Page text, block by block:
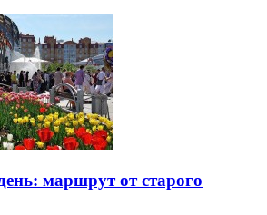
маршрут от старого